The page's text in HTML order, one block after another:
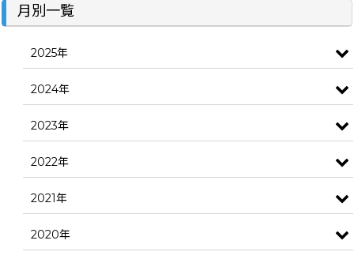
月別一覧
2025年
2024年
2023年
2022年
2021年
2020年